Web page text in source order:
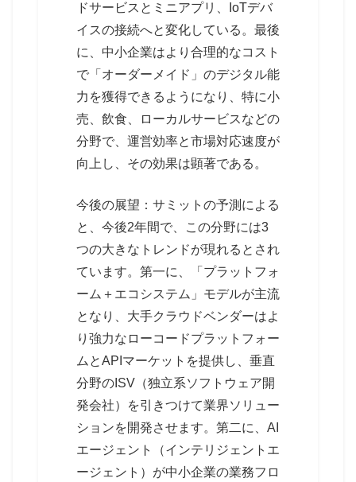
ドサービスとミニアプリ、IoTデバ
イスの接続へと変化している。最後
に、中小企業はより合理的なコスト
で「オーダーメイド」のデジタル能
力を獲得できるようになり、特に小
売、飲食、ローカルサービスなどの
分野で、運営効率と市場対応速度が
向上し、その効果は顕著である。
今後の展望：サミットの予測による
と、今後2年間で、この分野には3
つの大きなトレンドが現れるとされ
ています。第一に、「プラットフォ
ーム＋エコシステム」モデルが主流
となり、大手クラウドベンダーはよ
り強力なローコードプラットフォー
ムとAPIマーケットを提供し、垂直
分野のISV（独立系ソフトウェア開
発会社）を引きつけて業界ソリュー
ションを開発させます。第二に、AI
エージェント（インテリジェントエ
ージェント）が中小企業の業務フロ